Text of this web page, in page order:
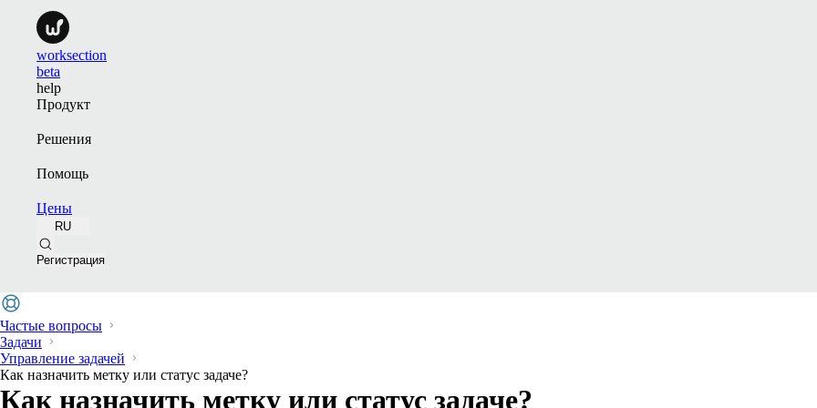
worksection
beta
help
Продукт
Решения
Помощь
Цены
RU
Регистрация
Частые вопросы
Задачи
Управление задачей
Как назначить метку или статус задаче?
Как назначить метку или статус задаче?